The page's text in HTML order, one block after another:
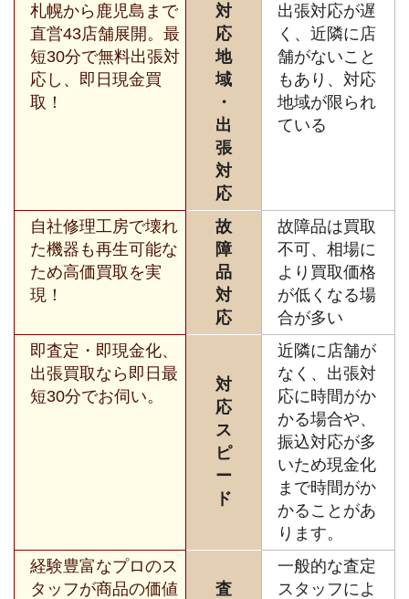
札幌から鹿児島まで
直営43店舗展開。最
短30分で無料出張対
応し、即日現金買
取！
対
応
地
域
・
出
張
対
応
出張対応が遅
く、近隣に店
舗がないこと
もあり、対応
地域が限られ
ている
自社修理工房で壊れ
た機器も再生可能な
ため高価買取を実
現！
故
障
品
対
応
故障品は買取
不可、相場に
より買取価格
が低くなる場
合が多い
即査定・即現金化、
出張買取なら即日最
短30分でお伺い。
対
応
ス
ピ
ー
ド
近隣に店舗が
なく、出張対
応に時間がか
かる場合や、
振込対応が多
いため現金化
まで時間がか
かることがあ
ります。
経験豊富なプロのス
タッフが商品の価値
査
一般的な査定
スタッフによ